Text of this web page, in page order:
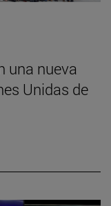
una nueva
Unidas de